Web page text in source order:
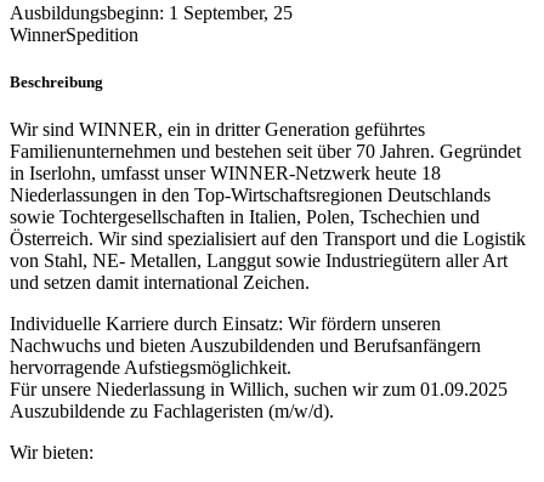
Ausbildungsbeginn: 1 September, 25
WinnerSpedition
Beschreibung
Wir sind WINNER, ein in dritter Generation geführtes
Familienunternehmen und bestehen seit über 70 Jahren. Gegründet
in Iserlohn, umfasst unser WINNER-Netzwerk heute 18
Niederlassungen in den Top-Wirtschaftsregionen Deutschlands
sowie Tochtergesellschaften in Italien, Polen, Tschechien und
Österreich. Wir sind spezialisiert auf den Transport und die Logistik
von Stahl, NE- Metallen, Langgut sowie Industriegütern aller Art
und setzen damit international Zeichen.
Individuelle Karriere durch Einsatz: Wir fördern unseren
Nachwuchs und bieten Auszubildenden und Berufsanfängern
hervorragende Aufstiegsmöglichkeit.
Für unsere Niederlassung in Willich, suchen wir zum 01.09.2025
Auszubildende zu Fachlageristen (m/w/d).
Wir bieten: